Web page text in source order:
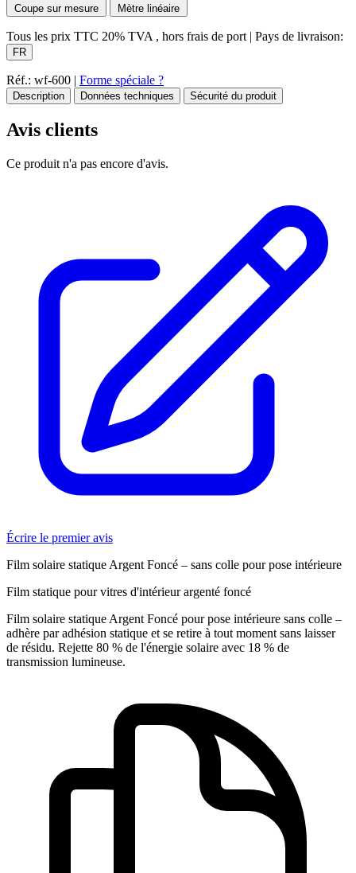
Coupe sur mesure Mètre linéaire
Tous les prix TTC 20% TVA , hors frais de port | Pays de livraison:
FR
Réf.: wf-600 | Forme spéciale ?
Description Données techniques Sécurité du produit
Avis clients
Ce produit n'a pas encore d'avis.
Écrire le premier avis
Film solaire statique Argent Foncé – sans colle pour pose intérieure
Film statique pour vitres d'intérieur argenté foncé
Film solaire statique Argent Foncé pour pose intérieure sans colle –
adhère par adhésion statique et se retire à tout moment sans laisser
de résidu. Rejette 80 % de l'énergie solaire avec 18 % de
transmission lumineuse.